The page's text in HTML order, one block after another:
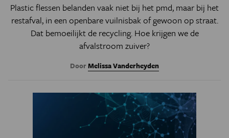
Plastic flessen belanden vaak niet bij het pmd, maar bij het
restafval, in een openbare vuilnisbak of gewoon op straat.
Dat bemoeilijkt de recycling. Hoe krijgen we de
afvalstroom zuiver?
DoorMelissa Vanderheyden